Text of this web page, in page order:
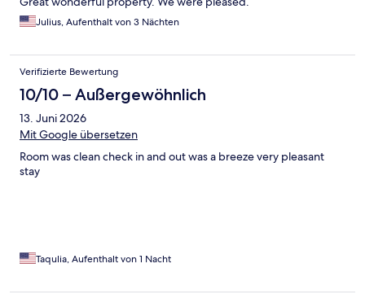
Julius, Aufenthalt von 3 Nächten
Verifizierte Bewertung
10/10 – Außergewöhnlich
13. Juni 2026
Mit Google übersetzen
Room was clean check in and out was a breeze very pleasant
stay
Taqulia, Aufenthalt von 1 Nacht